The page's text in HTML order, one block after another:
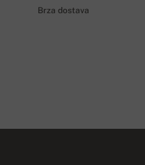
Brza dostava